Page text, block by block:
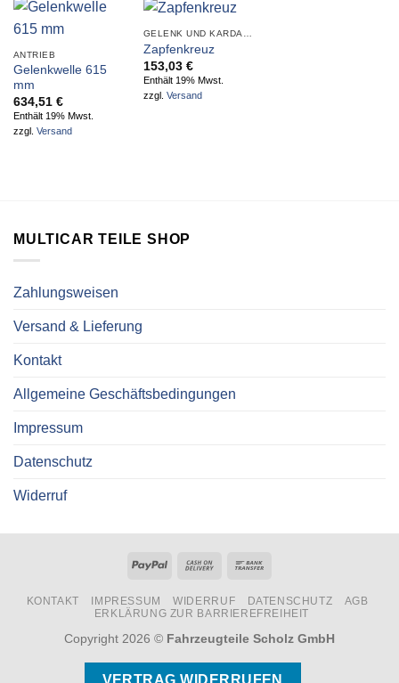
ANTRIEB
Gelenkwelle 615
mm
634,51 €
Enthält 19% Mwst.
zzgl. Versand
Zapfenkreuz
153,03 €
Enthält 19% Mwst.
zzgl. Versand
MULTICAR TEILE SHOP
Zahlungsweisen
Versand & Lieferung
Kontakt
Allgemeine Geschäftsbedingungen
Impressum
Datenschutz
Widerruf
PayPal
Cash
Delivery
KONTAKT IMPRESSUM WIDERRUF DATENSCHUTZ
AGB
ERKLÄRUNG ZUR BARRIEREFREIHEIT
Copyright 2026 © Fahrzeugteile Scholz GmbH